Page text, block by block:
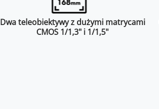
Dwa teleobiektywy z dużymi matrycami
CMOS 1/1,3" i 1/1,5"